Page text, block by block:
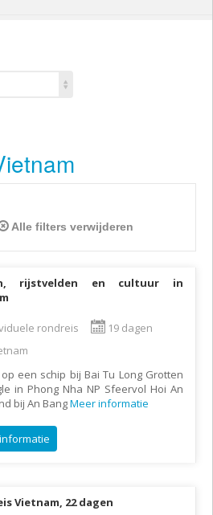
Alle filters verwijderen
rijstvelden en cultuur in
rondreis
19 dagen
een schip bij Bai Tu Long Grotten
in Phong Nha NP Sfeervol Hoi An
bij An BangMeer informatie
Vietnam, 22 dagen